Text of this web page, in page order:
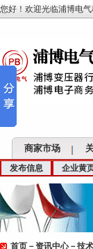
您好！欢迎光临浦博电气
商家市场
发布信息 企业黄
首页 － 资讯中心－技